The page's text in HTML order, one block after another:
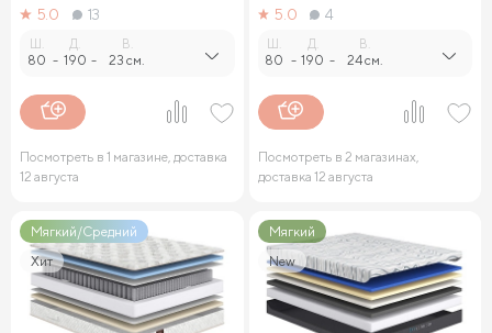
5.0
13
Ш.
80 -
Д.
190 -
В.
23 см.
Посмотреть в 1 магазине, доставка
12 августа
5.0
4
Ш.
80 -
Д.
190 -
В.
24 см.
Посмотреть в 2 магазинах,
доставка 12 августа
Мягкий/Средний
Хит
Мягкий
New